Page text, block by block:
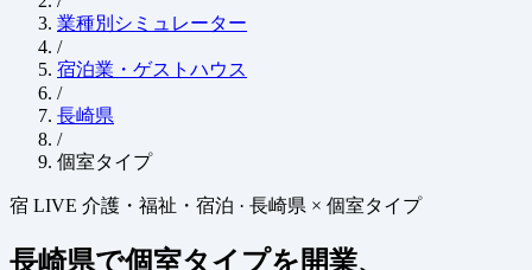
業種別シミュレーター
/
宿泊業・ゲストハウス
/
長崎県
/
個室タイプ
宿 LIVE 介護・福祉・宿泊 · 長崎県 × 個室タイプ
長崎県で個室タイプを開業、